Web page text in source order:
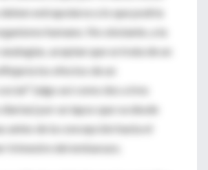
deben extrapolarse a lo que podría
humano. No obstante, a la
aceptan que se trata de un
los efectos de un
(algo así como dos a tres
diarias) por un lapso que va desde
antes de la concepción hasta el
trimestre del embarazo.